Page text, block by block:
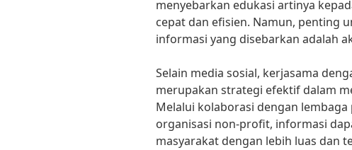
menyebarkan edukasi artinya
cepat dan efisien. Namun, penting
informasi yang disebarkan adalah
Selain media sosial, kerjasama
merupakan strategi efektif dalam
Melalui kolaborasi dengan
organisasi non-profit, informasi
masyarakat dengan lebih luas dan